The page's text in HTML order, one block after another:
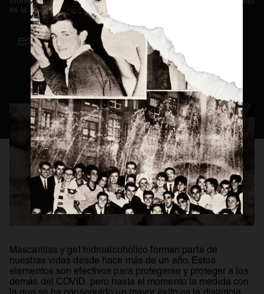
Consejos Cerveceros
Servicio Perfecto
Historia
Actualidad
Materias Primas
Estilos de Cerveza
Elaboración
Maridaje
BEER MASTER
es la distancia social.
21 / 05 / 2021
Mascarillas y gel hidroalcohólico forman parte de
nuestras vidas desde hace más de un año. Estos
elementos son efectivos para protegerse y proteger a los
demás del COVID, pero hasta el momento la medida con